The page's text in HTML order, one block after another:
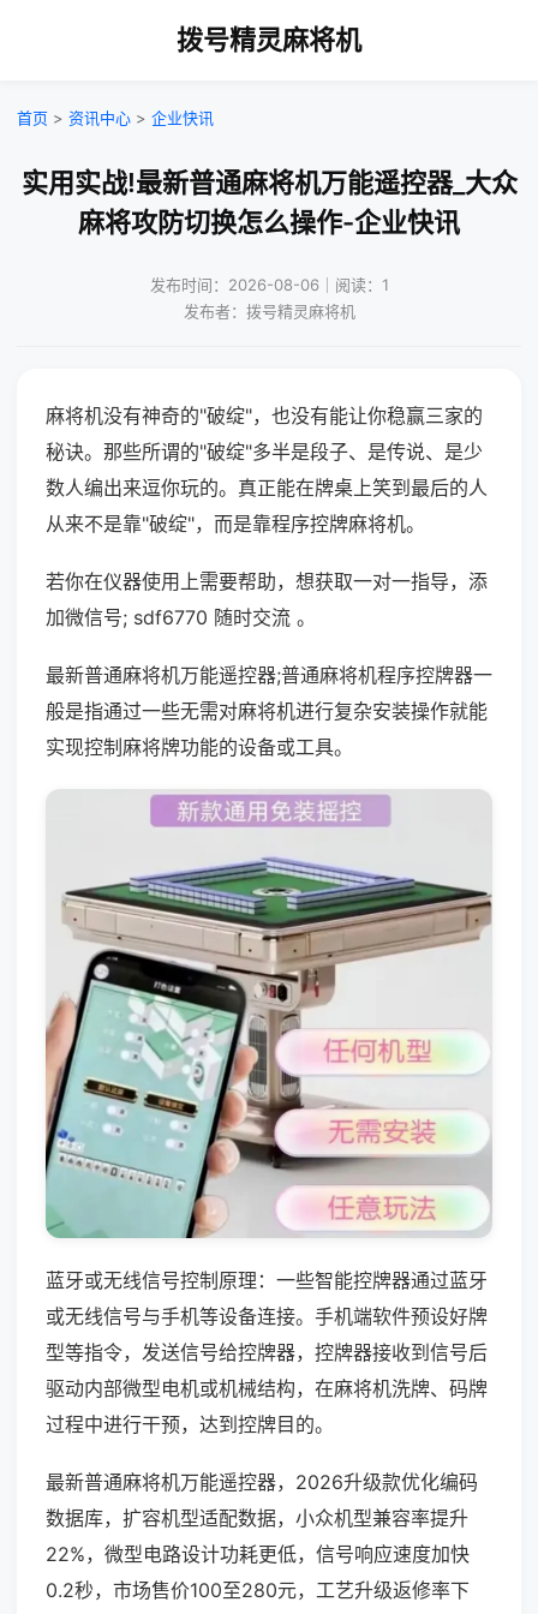
拨号精灵麻将机
首页 > 资讯中心 > 企业快讯
实用实战!最新普通麻将机万能遥控器_大众
麻将攻防切换怎么操作-企业快讯
发布时间：2026-08-06｜阅读：1
发布者：拨号精灵麻将机
麻将机没有神奇的"破绽"，也没有能让你稳赢三家的
秘诀。那些所谓的"破绽"多半是段子、是传说、是少
数人编出来逗你玩的。真正能在牌桌上笑到最后的人
从来不是靠"破绽"，而是靠程序控牌麻将机。
若你在仪器使用上需要帮助，想获取一对一指导，添
加微信号; sdf6770 随时交流 。
最新普通麻将机万能遥控器;普通麻将机程序控牌器一
般是指通过一些无需对麻将机进行复杂安装操作就能
实现控制麻将牌功能的设备或工具。
蓝牙或无线信号控制原理：一些智能控牌器通过蓝牙
或无线信号与手机等设备连接。手机端软件预设好牌
型等指令，发送信号给控牌器，控牌器接收到信号后
驱动内部微型电机或机械结构，在麻将机洗牌、码牌
过程中进行干预，达到控牌目的。
最新普通麻将机万能遥控器，2026升级款优化编码
数据库，扩容机型适配数据，小众机型兼容率提升
22%，微型电路设计功耗更低，信号响应速度加快
0.2秒，市场售价100至280元，工艺升级返修率下